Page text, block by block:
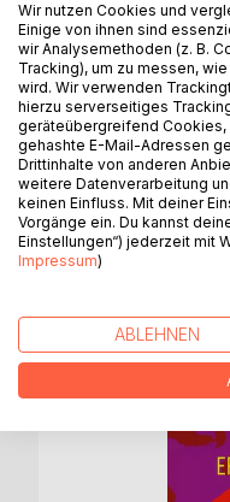
Schneller
bezahlen.
Die
schildert sie
Während
Arbeit, so
Wir nutzen Cookies und
Einige von ihnen sind
wir Analysemethoden (z. B.
Tracking), um zu messen,
wird. Wir verwenden
hierzu serverseitiges
geräteübergreifend Cookies,
gehashte E-Mail-Adressen
Drittinhalte von anderen
weitere Datenverarbeitung
keinen Einfluss. Mit deiner
Vorgänge ein. Du kannst
Einstellungen“) jederzeit mit
Impressum)
ABLEHNEN